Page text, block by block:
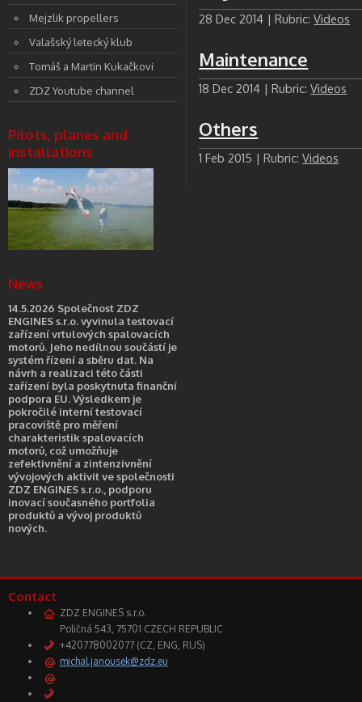
28 Dec 2014 | Rubric:Videos
Maintenance
18 Dec 2014 | Rubric:Videos
Others
1 Feb 2015 | Rubric:Videos
Mejzlik propellers
Valašský letecký klub
Tomáš a Martin Kukačkovi
ZDZ Youtube channel
Pilots, planes and
installations
News
14.5.2026 Společnost ZDZ
ENGINES s.r.o. vyvinula testovací
zařízení vrtulových spalovacích
motorů. Jeho nedílnou součástí je
systém řízení a sběru dat. Na
návrh a realizaci této části
zařízení byla poskytnuta finanční
podpora EU. Výsledkem je
pokročilé interní testovací
pracoviště pro měření
charakteristik spalovacích
motorů, což umožňuje
zefektivnění a zintenzivnění
vývojových aktivit ve společnosti
ZDZ ENGINES s.r.o., podporu
inovací současného portfolia
produktů a vývoj produktů
nových.
Contact
ZDZ ENGINES s.r.o.
Poličná 543, 75701 CZECH REPUBLIC
+420778002077 (CZ, ENG, RUS)
michal.janousek@zdz.eu